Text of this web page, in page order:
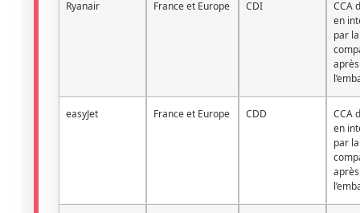
Ryanair France et Europe CDI
CCA
en
par la
après
easyJet France et Europe CDD
CCA
en
par la
après